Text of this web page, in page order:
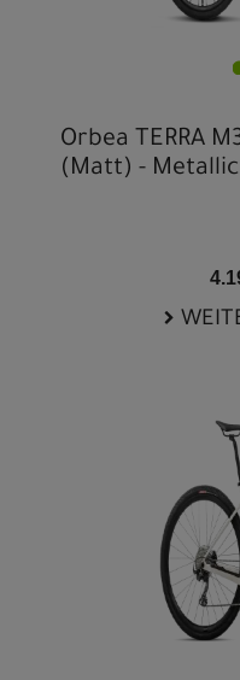
Orbea TERRA
(Matt) -